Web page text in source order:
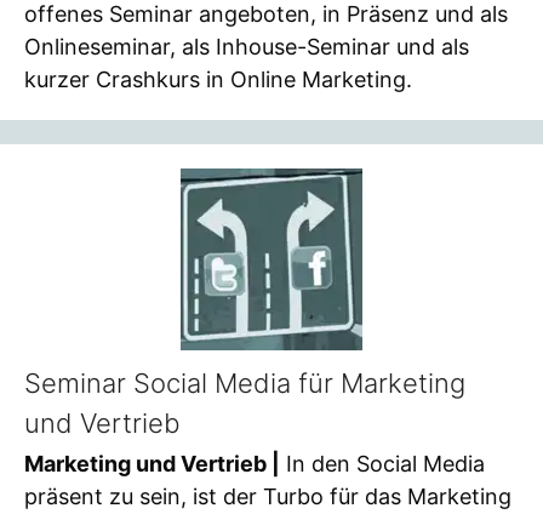
offenes Seminar angeboten, in Präsenz und als
Onlineseminar, als Inhouse-Seminar und als
kurzer Crashkurs in Online Marketing.
Seminar Social Media für Marketing
und Vertrieb
Marketing und Vertrieb |
In den Social Media
präsent zu sein, ist der Turbo für das Marketing